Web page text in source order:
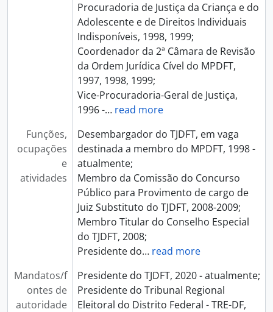
Procuradoria de Justiça da Criança e do
Adolescente e de Direitos Individuais
Indisponíveis, 1998, 1999;
Coordenador da 2ª Câmara de Revisão
da Ordem Jurídica Cível do MPDFT,
1997, 1998, 1999;
Vice-Procuradoria-Geral de Justiça,
1996 -… read more
Funções,
ocupações
e
atividades
Desembargador do TJDFT, em vaga
destinada a membro do MPDFT, 1998 -
atualmente;
Membro da Comissão do Concurso
Público para Provimento de cargo de
Juiz Substituto do TJDFT, 2008-2009;
Membro Titular do Conselho Especial
do TJDFT, 2008;
Presidente do… read more
Mandatos/f
ontes de
autoridade
Presidente do TJDFT, 2020 - atualmente;
Presidente do Tribunal Regional
Eleitoral do Distrito Federal - TRE-DF,